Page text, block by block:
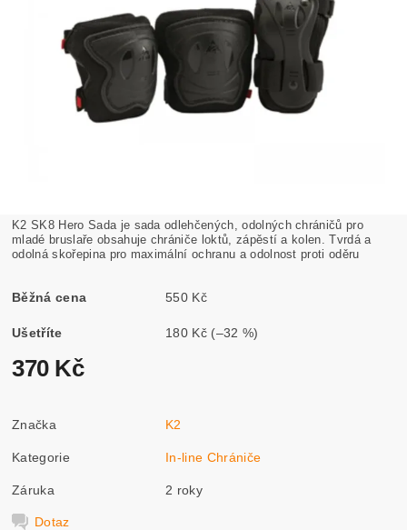
K2 SK8 Hero Sada je sada odlehčených, odolných chráničů pro
mladé bruslaře obsahuje chrániče loktů, zápěstí a kolen. Tvrdá a
odolná skořepina pro maximální ochranu a odolnost proti oděru
Běžná cena 550 Kč
Ušetříte 180 Kč (–32 %)
370 Kč
Značka K2
Kategorie In-line Chrániče
Záruka 2 roky
Dotaz